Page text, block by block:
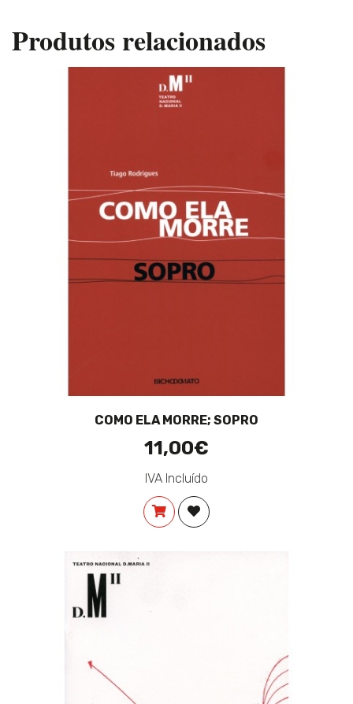
Produtos relacionados
COMO ELA MORRE; SOPRO
11,00€
IVA Incluído
COMPRARADICIONAR À LISTA DE